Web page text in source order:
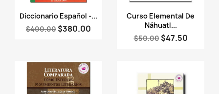
Vista rápida
Diccionario Español -...
$400.00 $380.00
Vista rápida
Curso Elemental De
Náhuatl...
$50.00 $47.50